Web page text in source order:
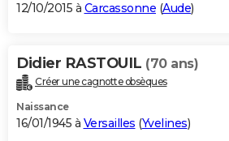
12/10/2015 à Carcassonne (Aude)
Didier RASTOUIL (70 ans)
Créer une cagnotte obsèques
Naissance
16/01/1945 à Versailles (Yvelines)